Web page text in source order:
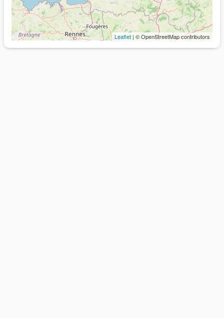
Leaflet | © OpenStreetMap contributors